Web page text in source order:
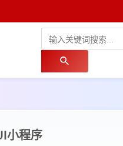
小程序